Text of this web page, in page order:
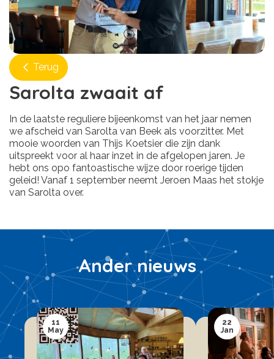
Terug
Sarolta zwaait af
In de laatste reguliere bijeenkomst van het jaar nemen
we afscheid van Sarolta van Beek als voorzitter. Met
mooie woorden van Thijs Koetsier die zijn dank
uitspreekt voor al haar inzet in de afgelopen jaren. Je
hebt ons opo fantoastische wijze door roerige tijden
geleid! Vanaf 1 september neemt Jeroen Maas het stokje
van Sarolta over.
Ander nieuws
11
May
22
Jan